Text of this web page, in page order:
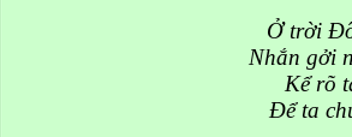
Ở trời
Nhắn gởi
Kể rõ
Để ta